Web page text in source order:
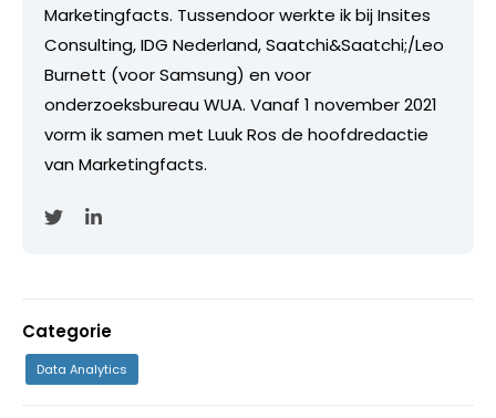
Marketingfacts. Tussendoor werkte ik bij Insites
Consulting, IDG Nederland, Saatchi&Saatchi;/Leo
Burnett (voor Samsung) en voor
onderzoeksbureau WUA. Vanaf 1 november 2021
vorm ik samen met Luuk Ros de hoofdredactie
van Marketingfacts.
Categorie
Data Analytics